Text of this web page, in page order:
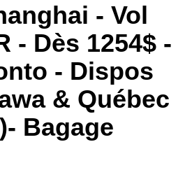
- Vol
- Dès 1254$ -
- Dispos
& Québec
Bagage